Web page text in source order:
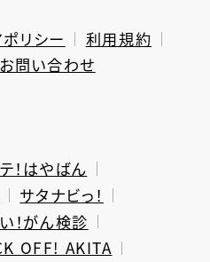
リシー
利用規約
お問い合わせ
！はやばん
サタナビっ！
！がん検診
OFF! AKITA